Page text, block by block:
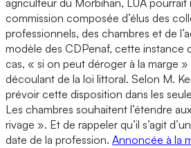
commission composée d’élus des
professionnels, des chambres et de
modèle des CDPenaf, cette instance
cas, « si on peut déroger à la marge »
découlant de la loi littoral. Selon M.
prévoir cette disposition dans les
Les chambres souhaitent l’étendre
rivage ». Et de rappeler qu’il s’agit
date de la profession. Annoncée à la